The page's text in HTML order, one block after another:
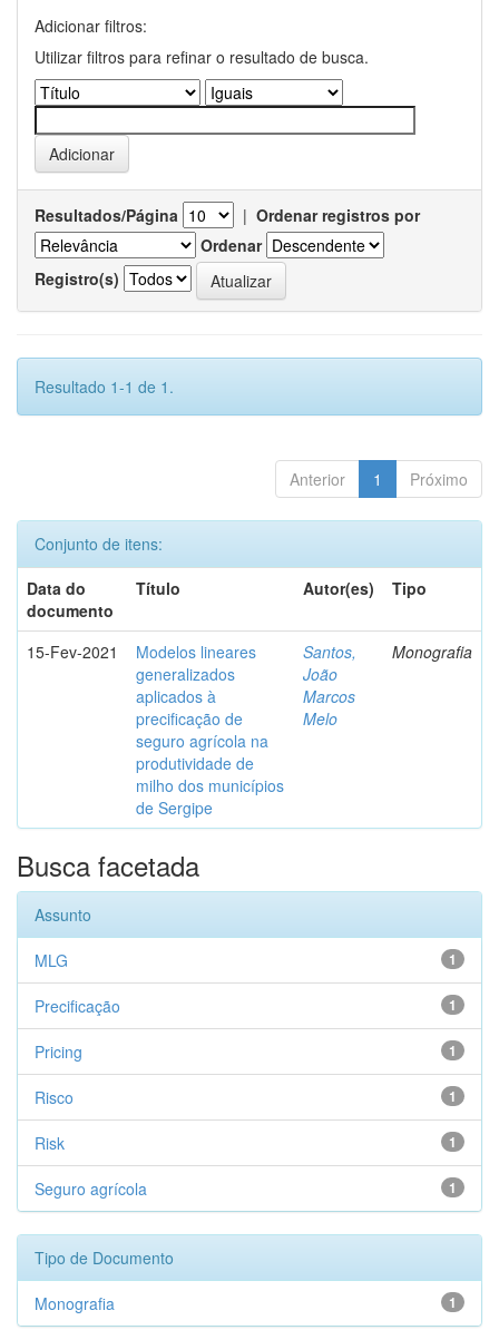
Adicionar filtros:
Utilizar filtros para refinar o resultado de busca.
Resultados/Página | Ordenar registros por
Ordenar
Registro(s)
Resultado 1-1 de 1.
Anterior 1 Próximo
Conjunto de itens:
Data do
documento
Título Autor(es) Tipo
15-Fev-2021
Modelos lineares
generalizados
aplicados à
precificação de
seguro agrícola na
produtividade de
milho dos municípios
de Sergipe
Santos,
João
Marcos
Melo
Monografia
Busca facetada
Assunto
1
MLG
1
Precificação
1
Pricing
1
Risco
1
Risk
1
Seguro agrícola
Tipo de Documento
1
Monografia